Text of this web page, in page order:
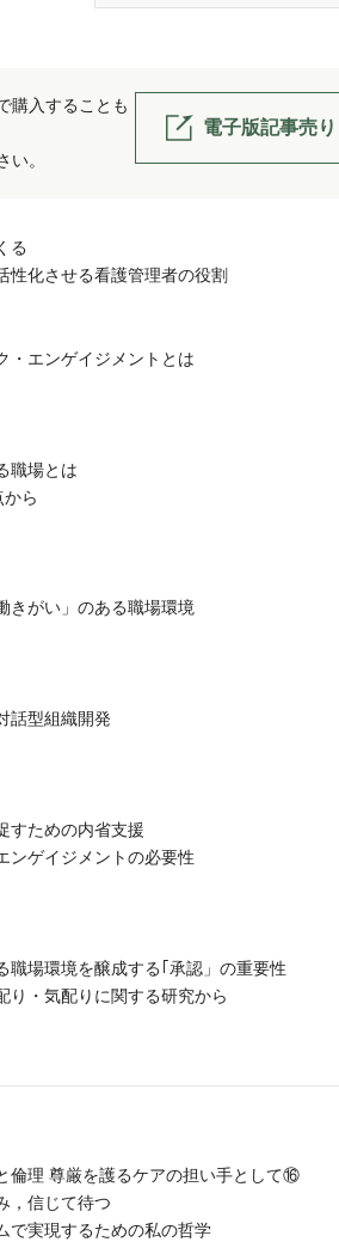
購入することも
。
電子版記事売り
る
性化させる看護管理者の役割
・エンゲイジメントとは
職場とは
ら
きがい」のある職場環境
話型組織開発
すための内省支援
ンゲイジメントの必要性
職場環境を醸成する｢承認」の重要性
り・気配りに関する研究から
倫理 尊厳を護るケアの担い手として⑯
，信じて待つ
で実現するための私の哲学